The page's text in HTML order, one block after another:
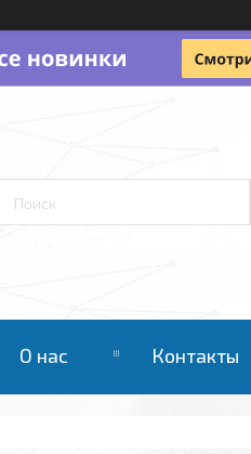
О нас Контакты